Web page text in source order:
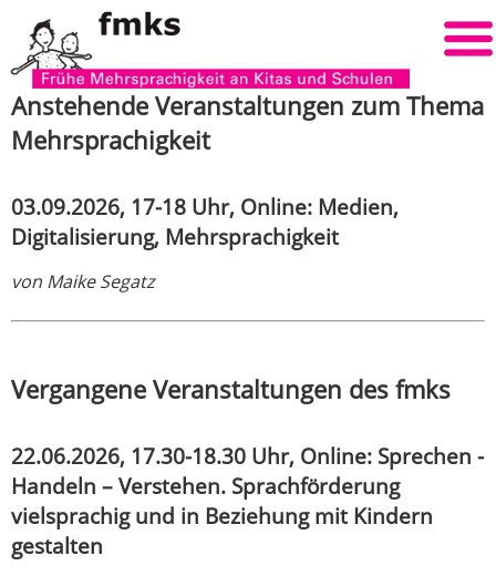
Anstehende Veranstaltungen zum Thema
Mehrsprachigkeit
03.09.2026, 17-18 Uhr, Online: Medien,
Digitalisierung, Mehrsprachigkeit
von Maike Segatz
Vergangene Veranstaltungen des fmks
22.06.2026, 17.30-18.30 Uhr, Online: Sprechen -
Handeln – Verstehen. Sprachförderung
vielsprachig und in Beziehung mit Kindern
gestalten